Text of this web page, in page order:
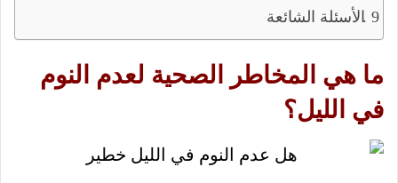
الأسئلة الشائعة
ما هي المخاطر الصحية لعدم النوم
في الليل؟